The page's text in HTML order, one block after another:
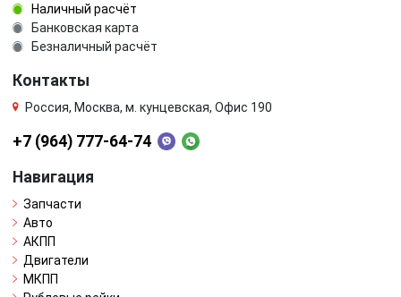
Наличный расчёт
Банковская карта
Безналичный расчёт
Контакты
Россия, Москва, м. кунцевская, Офис 190
+7 (964) 777-64-74
Навигация
Запчасти
Авто
АКПП
Двигатели
МКПП